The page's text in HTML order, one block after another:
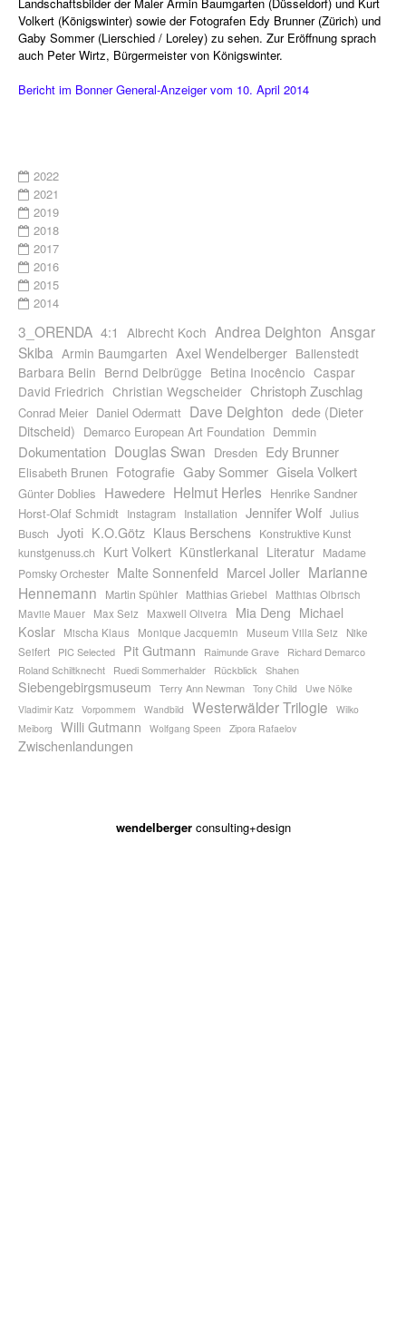
Volkert (Königswinter) sowie der Fotografen Edy Brunner (Zürich) und
Gaby Sommer (Lierschied / Loreley) zu sehen. Zur Eröffnung sprach
auch Peter Wirtz, Bürgermeister von Königswinter.
Bericht im Bonner General-Anzeiger vom 10. April 2014
2022
2021
2019
2018
2017
2016
2015
2014
3_ORENDA 4:1 Albrecht Koch Andrea Deighton Ansgar
Skiba Armin Baumgarten Axel Wendelberger Ballenstedt
Barbara Belin Bernd Delbrügge Betina Inocêncio Caspar
David Friedrich Christian Wegscheider Christoph Zuschlag
Conrad Meier Daniel Odermatt Dave Deighton dede (Dieter
Ditscheid) Demarco European Art Foundation Demmin
Dokumentation Douglas Swan Dresden Edy Brunner
Elisabeth Brunen Fotografie Gaby Sommer Gisela Volkert
Günter Doblies Hawedere Helmut Herles Henrike Sandner
Horst-Olaf Schmidt Instagram Installation Jennifer Wolf Julius
Busch Jyoti K.O.Götz Klaus Berschens Konstruktive Kunst
kunstgenuss.ch
Kurt Volkert Künstlerkanal Literatur Madame
Pomsky Orchester Malte Sonnenfeld Marcel Joller Marianne
Hennemann
Martin Spühler Matthias Griebel
Matthias Olbrisch
Maviie Mauer
Max Seiz Maxwell Oliveira Mia Deng Michael
Koslar
Mischa Klaus Monique Jacquemin Museum Villa Seiz
Nike
Seifert
PIC Selected Pit Gutmann Raimunde Grave
Richard Demarco
Roland Schiltknecht
Ruedi Sommerhalder Rückblick Shahen
Siebengebirgsmuseum Terry Ann Newman Tony Child
Uwe Nölke
Vladimir Katz Vorpommern Wandbild Westerwälder Trilogie
Wilko
Meiborg
Willi Gutmann Wolfgang Speen Zipora Rafaelov
Zwischenlandungen
wendelbergerconsulting+design